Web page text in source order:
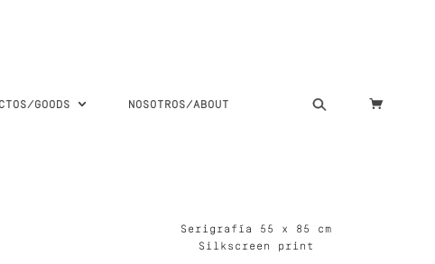
GOODS NOSOTROS/ABOUT
Serigrafía 55 x 85 cm
Silkscreen print